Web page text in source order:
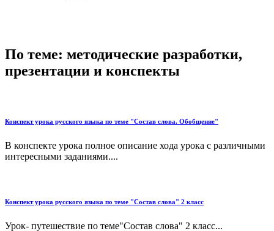
По теме: методические разработки,
презентации и конспекты
Конспект урока русского языка по теме "Состав слова. Обобщение"
В конспекте урока полное описание хода урока с различными
интересными заданиями....
Конспект урока русского языка по теме "Состав слова" 2 класс
Урок- путешествие по теме"Состав слова" 2 класс...